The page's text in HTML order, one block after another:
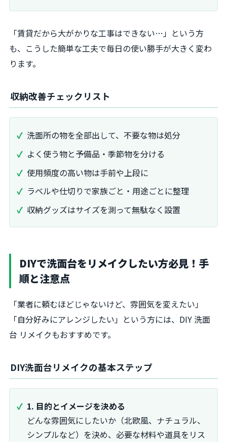
「賃貸だから大がかりな工事はできない…」という方
も、こうした簡単な工夫で毎日の使い勝手が大きく変わ
ります。
収納改善チェックリスト
洗面所の物を全部出して、不要な物は処分
よく使う物と予備品・季節物を分ける
使用頻度の高い物は手前や上段に
ラベルや仕切りで家族ごと・用途ごとに整理
収納グッズはサイズを測って無駄なく設置
DIYで洗面台をリメイクしたい方必見！手
順と注意点
「業者に頼むほどじゃないけど、雰囲気を変えたい」
「自分好みにアレンジしたい」という方には、DIY 洗面
台 リメイクもおすすめです。
DIY洗面台リメイクの基本ステップ
1. 目的とイメージを決める
どんな雰囲気にしたいか（北欧風、ナチュラル、
シンプルなど）を決め、必要な材料や道具をリス